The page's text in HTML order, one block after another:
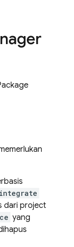
dari project
yang